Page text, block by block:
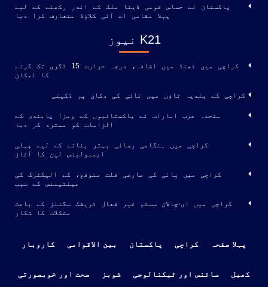
پاکستان نے حساس قومی ڈیٹا ملک کے اندر رکھنے کے لیے
پہلا مقامی اے آئی کلاؤڈ متعارف کرا دیا
K21 نیوز
کراچی میں ٹھنڈ میں اضافہ، درجہ حرارت 15 ڈگری تک گرنے
کا امکان
کراچی کے بلدیہ ٹاؤن میں نائی کی دکان پر ڈکیتی
متحدہ عرب امارات نے پاکستانیوں کے ویزا پابندی کے
الزامات کو مسترد کر دیا
کراچی میں ہنگامی رسائی بہتر بنانے کے لیے پہلی
ایمبولینس لین کا آغاز
کراچی میں پانی کی عارضی قلت متوقع، کے الیکٹرک کی
مینٹیننس کے سبب
کراچی میں ای-چالان سسٹم غیر فعال ٹریفک سگنلز کے باعث
مشکلات کا شکار
پہلا صفحہ کراچی پاکستان بین الاقوامی کاروبار
کھیل سائنس اور ٹیکنالوجی شوبز صحت اور خوبصورتی